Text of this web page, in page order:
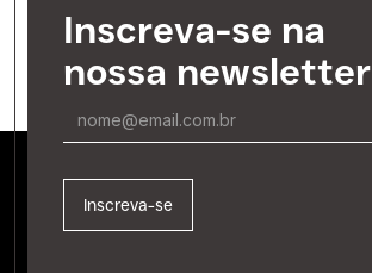
Inscreva-se na
nossa newsletter